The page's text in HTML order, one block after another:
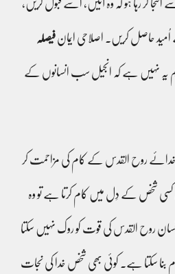
کر رہا ہو کہ وہ آئیں، اُسے قبول کریں،
حاصل کریں۔ اصلاحی ایمانفیصلہ
یہ نہیں ہے کہ انجیل سب انسانوں کے
خدائے روح القدس کے کام کی مزاحمت کر
شخص کے دِل میں کام کرتا ہے تو وہ
انسان روح القدس کی قوت کو روک نہیں سکتا
بنا سکتا ہے۔ کوئی بھی شخص خدا کی نجات